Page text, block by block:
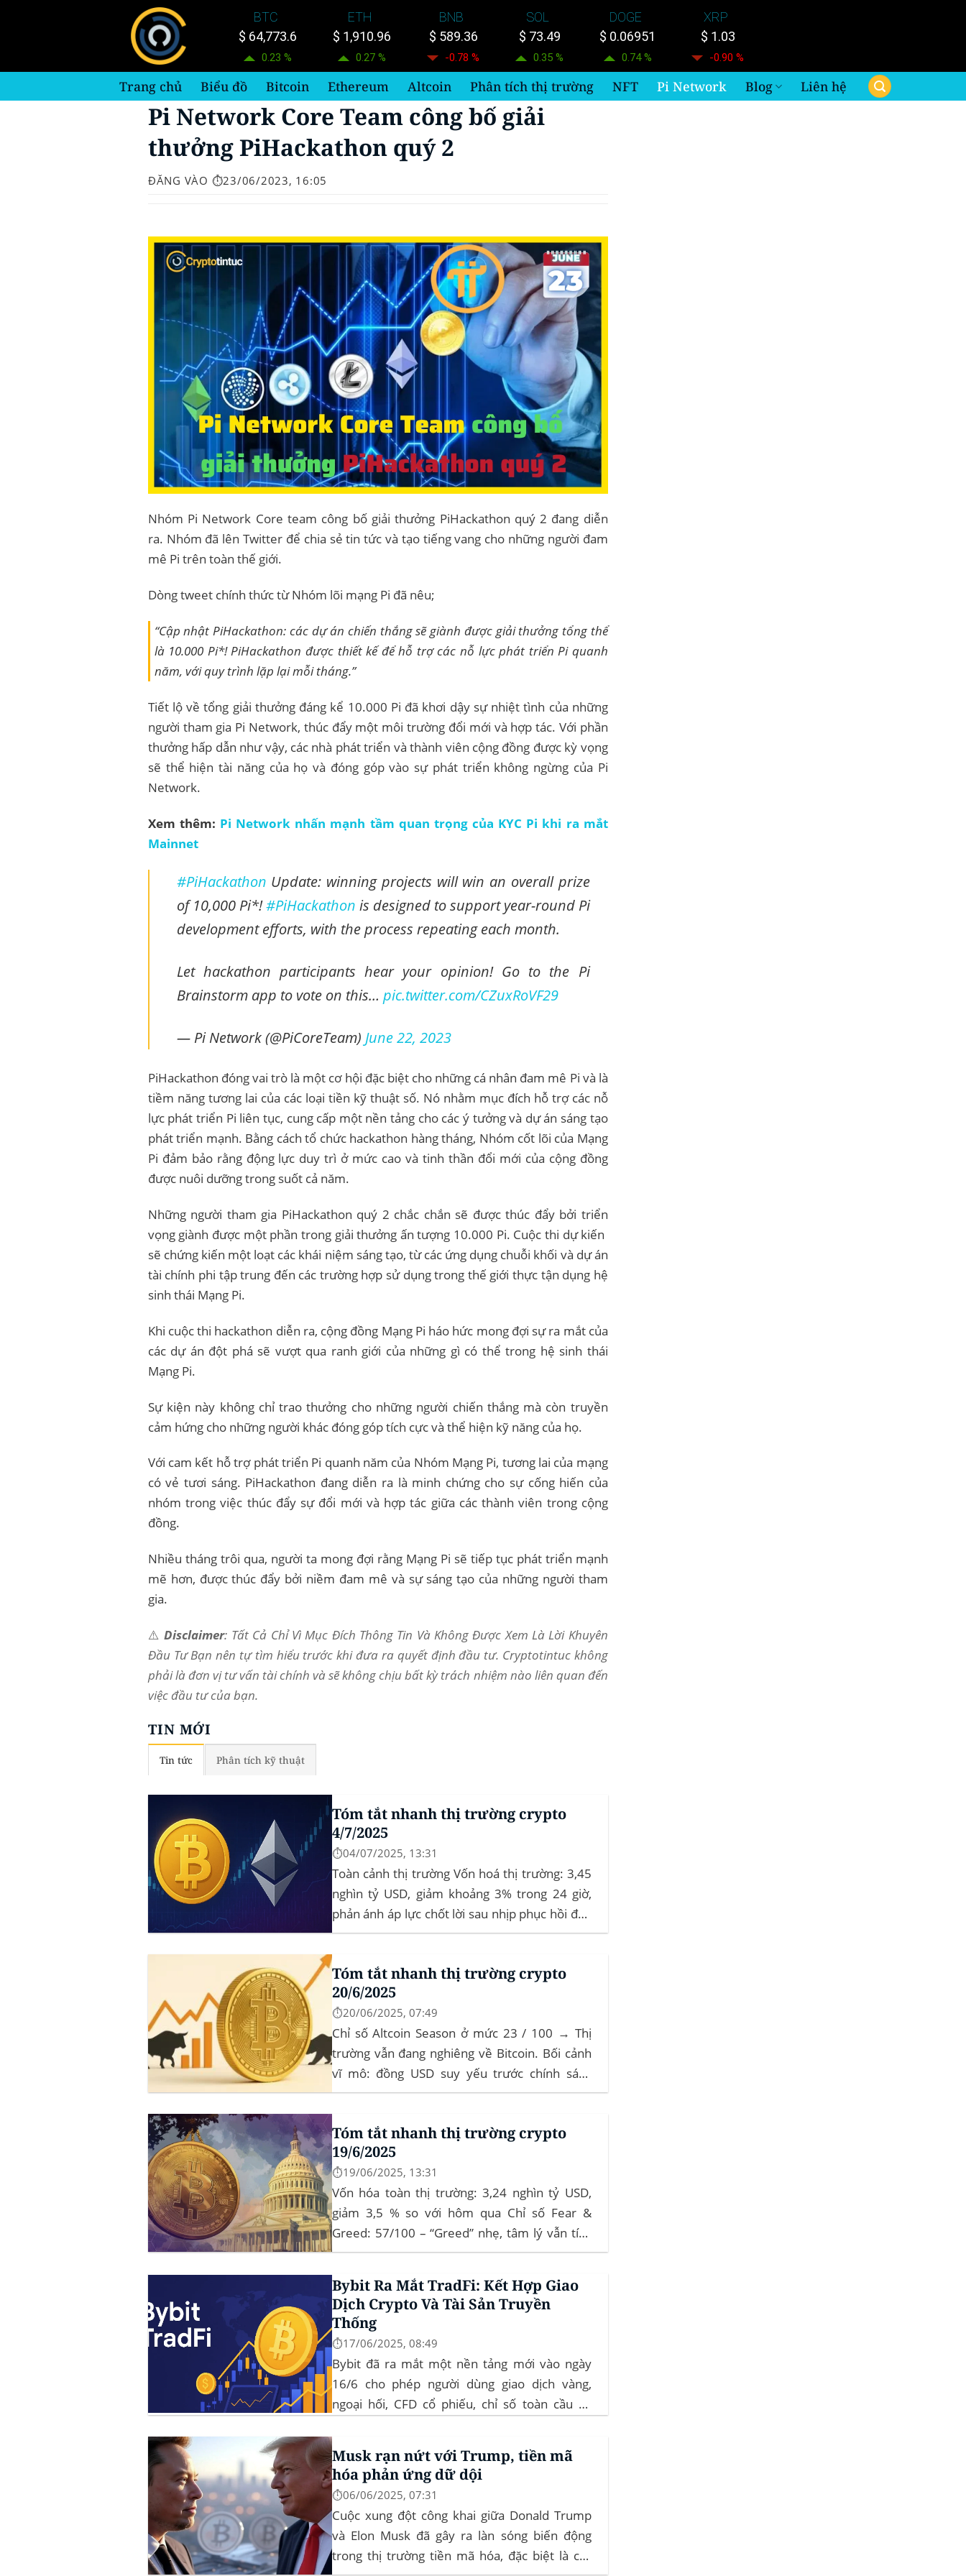
BTC
$ 64,773.6
0.23 %
ETH
$ 1,910.96
0.27 %
BNB
$ 589.36
-0.78 %
SOL
$ 73.49
0.35 %
DOGE
$ 0.06951
0.74 %
XRP
$ 1.03
-0.90 %
Trang chủ Biểu đồ Bitcoin Ethereum Altcoin Phân tích thị trường NFT Pi Network Blog Liên hệ
Pi Network Core Team công bố giải
thưởng PiHackathon quý 2
ĐĂNG VÀO ⏱️23/06/2023, 16:05
Nhóm Pi Network Core team công bố giải thưởng PiHackathon quý 2 đang diễn
ra. Nhóm đã lên Twitter để chia sẻ tin tức và tạo tiếng vang cho những người đam
mê Pi trên toàn thế giới.
Dòng tweet chính thức từ Nhóm lõi mạng Pi đã nêu;
“Cập nhật PiHackathon: các dự án chiến thắng sẽ giành được giải thưởng tổng thể
là 10.000 Pi*! PiHackathon được thiết kế để hỗ trợ các nỗ lực phát triển Pi quanh
năm, với quy trình lặp lại mỗi tháng.”
Tiết lộ về tổng giải thưởng đáng kể 10.000 Pi đã khơi dậy sự nhiệt tình của những
người tham gia Pi Network, thúc đẩy một môi trường đổi mới và hợp tác. Với phần
thưởng hấp dẫn như vậy, các nhà phát triển và thành viên cộng đồng được kỳ vọng
sẽ thể hiện tài năng của họ và đóng góp vào sự phát triển không ngừng của Pi
Network.
Xem thêm: Pi Network nhấn mạnh tầm quan trọng của KYC Pi khi ra mắt
Mainnet
#PiHackathon Update: winning projects will win an overall prize
of 10,000 Pi*!#PiHackathon is designed to support year-round Pi
development efforts, with the process repeating each month.
Let hackathon participants hear your opinion! Go to the Pi
Brainstorm app to vote on this… pic.twitter.com/CZuxRoVF29
— Pi Network (@PiCoreTeam) June 22, 2023
PiHackathon đóng vai trò là một cơ hội đặc biệt cho những cá nhân đam mê Pi và là
tiềm năng tương lai của các loại tiền kỹ thuật số. Nó nhằm mục đích hỗ trợ các nỗ
lực phát triển Pi liên tục, cung cấp một nền tảng cho các ý tưởng và dự án sáng tạo
phát triển mạnh. Bằng cách tổ chức hackathon hàng tháng, Nhóm cốt lõi của Mạng
Pi đảm bảo rằng động lực duy trì ở mức cao và tinh thần đổi mới của cộng đồng
được nuôi dưỡng trong suốt cả năm.
Những người tham gia PiHackathon quý 2 chắc chắn sẽ được thúc đẩy bởi triển
vọng giành được một phần trong giải thưởng ấn tượng 10.000 Pi. Cuộc thi dự kiến ​​​​
sẽ chứng kiến ​​​​một loạt các khái niệm sáng tạo, từ các ứng dụng chuỗi khối và dự án
tài chính phi tập trung đến các trường hợp sử dụng trong thế giới thực tận dụng hệ
sinh thái Mạng Pi.
Khi cuộc thi hackathon diễn ra, cộng đồng Mạng Pi háo hức mong đợi sự ra mắt của
các dự án đột phá sẽ vượt qua ranh giới của những gì có thể trong hệ sinh thái
Mạng Pi.
Sự kiện này không chỉ trao thưởng cho những người chiến thắng mà còn truyền
cảm hứng cho những người khác đóng góp tích cực và thể hiện kỹ năng của họ.
Với cam kết hỗ trợ phát triển Pi quanh năm của Nhóm Mạng Pi, tương lai của mạng
có vẻ tươi sáng. PiHackathon đang diễn ra là minh chứng cho sự cống hiến của
nhóm trong việc thúc đẩy sự đổi mới và hợp tác giữa các thành viên trong cộng
đồng.
Nhiều tháng trôi qua, người ta mong đợi rằng Mạng Pi sẽ tiếp tục phát triển mạnh
mẽ hơn, được thúc đẩy bởi niềm đam mê và sự sáng tạo của những người tham
gia.
⚠️Disclaimer: Tất Cả Chỉ Vì Mục Đích Thông Tin Và Không Được Xem Là Lời Khuyên
Đầu Tư Bạn nên tự tìm hiểu trước khi đưa ra quyết định đầu tư. Cryptotintuc không
phải là đơn vị tư vấn tài chính và sẽ không chịu bất kỳ trách nhiệm nào liên quan đến
việc đầu tư của bạn.
TIN MỚI
Tin tức Phân tích kỹ thuật
Tóm tắt nhanh thị trường crypto
4/7/2025
⏱️04/07/2025, 13:31
Toàn cảnh thị trường Vốn hoá thị trường: 3,45
nghìn tỷ USD, giảm khoảng 3% trong 24 giờ,
phản ánh áp lực chốt lời sau nhịp phục hồi đầu
tháng‍ Bitcoin dominance: ở mức 63%, giữ
vững vai trò dẫn dắt khi altcoin điều chỉnh nhẹ.
Tin tức nổi bật...
Tóm tắt nhanh thị trường crypto
20/6/2025
⏱️20/06/2025, 07:49
Chỉ số Altcoin Season ở mức 23 / 100 → Thị
trường vẫn đang nghiêng về Bitcoin. Bối cảnh
vĩ mô: đồng USD suy yếu trước chính sách
“Trumponomics”, nhà đầu tư tìm đến vàng và
crypto như “nơi trú ẩn” mới. Sự kiện Chi tiết
Hack 100 triệu USD...
Tóm tắt nhanh thị trường crypto
19/6/2025
⏱️19/06/2025, 13:31
Vốn hóa toàn thị trường: 3,24 nghìn tỷ USD,
giảm 3,5 % so với hôm qua Chỉ số Fear &
Greed: 57/100 – “Greed” nhẹ, tâm lý vẫn tích
cực Xu hướng: BTC giữ vững 104 k USD sẽ
củng cố đà đi ngang-tích lũy, tạo bàn đạp cho
altcoin...
Bybit Ra Mắt TradFi: Kết Hợp Giao
Dịch Crypto Và Tài Sản Truyền
Thống
⏱️17/06/2025, 08:49
Bybit đã ra mắt một nền tảng mới vào ngày
16/6 cho phép người dùng giao dịch vàng,
ngoại hối, CFD cổ phiếu, chỉ số toàn cầu và
đây là lần đầu tiên một sàn giao dịch tiền mã
hóa...
Musk rạn nứt với Trump, tiền mã
hóa phản ứng dữ dội
⏱️06/06/2025, 07:31
Cuộc xung đột công khai giữa Donald Trump
và Elon Musk đã gây ra làn sóng biến động
trong thị trường tiền mã hóa, đặc biệt là các